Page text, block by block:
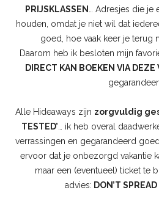
PRIJSKLASSEN
… Adresjes die
houden, omdat je niet wil dat
goed, hoe vaak keer je terug
Daarom heb ik besloten mijn
DIRECT KAN BOEKEN VIA DEZE
Alle Hideaways zijn zorgvuldig
TESTED’ … ik heb overal
verrassingen en gegarandeerd
ervoor dat je onbezorgd vakantie
maar een (eventueel) ticket te
advies: DON’T